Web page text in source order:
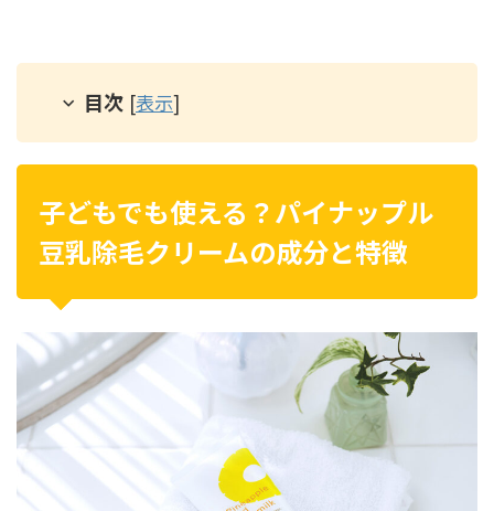
目次 [表示]
子どもでも使える？パイナップル
豆乳除毛クリームの成分と特徴